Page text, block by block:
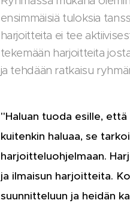
ensimmäisiä tuloksia
harjoitteita ei tee
tekemään harjoitteita
ja tehdään ratkaisu
"Haluan tuoda esille,
kuitenkin haluaa, se
harjoitteluohjelmaan.
ja ilmaisun harjoitteita.
suunnitteluun ja heidän